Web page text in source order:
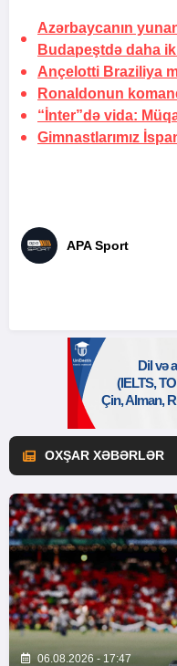
Azərbaycanın
Budapeştdə daha
Ançelotti Braziliya
Ronaldonun
“İnter”də vida:
Gimnastlarımız
APA Sport
OXŞAR XƏBƏRLƏR
06.08.2026 - 17:47